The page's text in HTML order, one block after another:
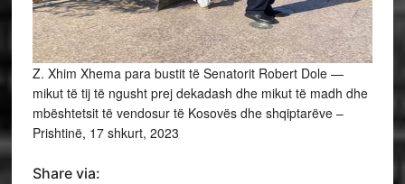
Z. Xhim Xhema para bustit të Senatorit Robert Dole —
mikut të tij të ngusht prej dekadash dhe mikut të madh dhe
mbështetsit të vendosur të Kosovës dhe shqiptarëve –
Prishtinë, 17 shkurt, 2023
Share via: